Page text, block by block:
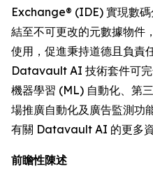
Exchange® (IDE) 實現數
結至不可更改的元數據物件
使用，促進秉持道德且負責
Datavault AI 技術套件可完
機器學習 (ML) 自動化、第
場推廣自動化及廣告監測功
有關 Datavault AI 的更多
前瞻性陳述